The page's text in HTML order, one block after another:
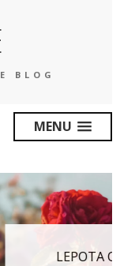
BLOG
MENU